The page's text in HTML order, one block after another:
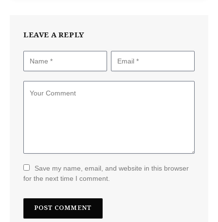
LEAVE A REPLY
Save my name, email, and website in this browser
for the next time I comment.